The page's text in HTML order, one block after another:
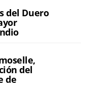
del Duero
del
de